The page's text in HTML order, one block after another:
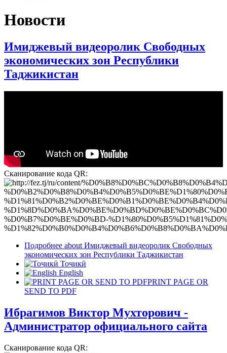
Новости
Имиджевый видеоролик Свободных
экономических зон Республики
Таджикистан
Сканирование кода QR:
Подробнее about Имиджевый видеоролик Свободных
экономических зон Республики Таджикистан
Тоҷикӣ
English
PRINT PAGE OR
SEND TO PDF
Ибрагимов Виктор Мухторович -
Администратор официального сайта
Сканирование кода QR: